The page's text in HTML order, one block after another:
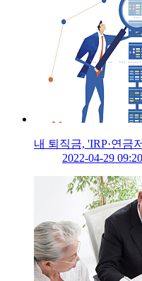
내 퇴직금, 'IRP·연금
2022-04-29 09:20